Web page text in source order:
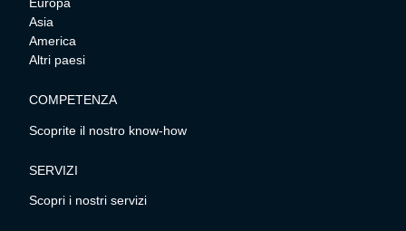
Europa
Asia
America
Altri paesi
COMPETENZA
Scoprite il nostro know-how
SERVIZI
Scopri i nostri servizi